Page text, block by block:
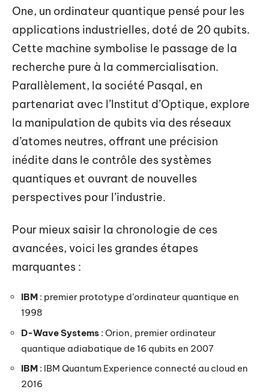
One, un ordinateur quantique pensé pour les
applications industrielles, doté de 20 qubits.
Cette machine symbolise le passage de la
recherche pure à la commercialisation.
Parallèlement, la société Pasqal, en
partenariat avec l’Institut d’Optique, explore
la manipulation de qubits via des réseaux
d’atomes neutres, offrant une précision
inédite dans le contrôle des systèmes
quantiques et ouvrant de nouvelles
perspectives pour l’industrie.
Pour mieux saisir la chronologie de ces
avancées, voici les grandes étapes
marquantes :
IBM : premier prototype d’ordinateur quantique en
1998
D-Wave Systems : Orion, premier ordinateur
quantique adiabatique de 16 qubits en 2007
IBM : IBM Quantum Experience connecté au cloud en
2016